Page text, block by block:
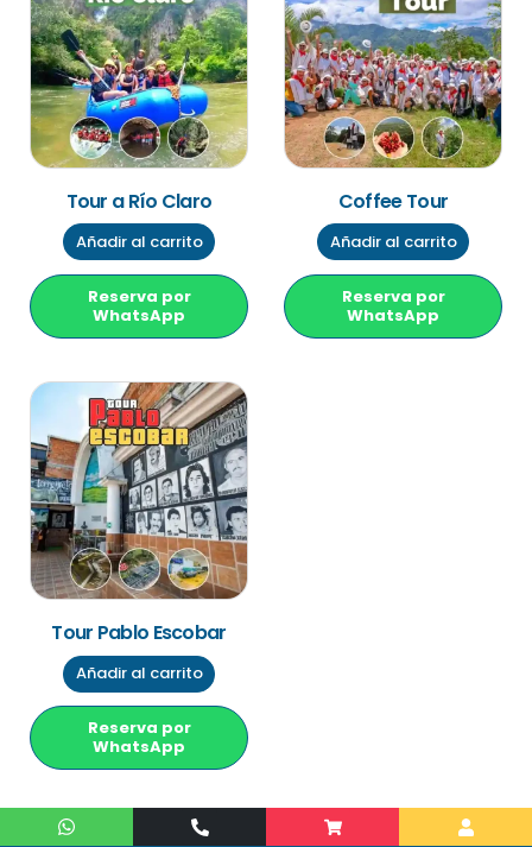
Tour a Río Claro
Añadir al carrito
Reserva por
WhatsApp
Coffee Tour
Añadir al carrito
Reserva por
WhatsApp
Tour Pablo Escobar
Añadir al carrito
Reserva por
WhatsApp
W
h
P
h
S
h
U
s